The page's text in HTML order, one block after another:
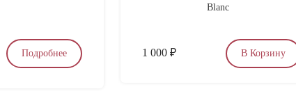
Подробнее
Blanc
1 000 ₽ В Корзину